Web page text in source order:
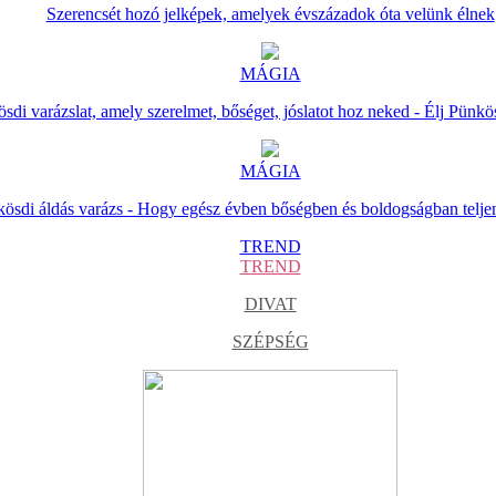
Szerencsét hozó jelképek, amelyek évszázadok óta velünk élnek
MÁGIA
varázslat, amely szerelmet, bőséget, jóslatot hoz neked - Élj
MÁGIA
áldás varázs - Hogy egész évben bőségben és boldogságban
TREND
TREND
DIVAT
SZÉPSÉG